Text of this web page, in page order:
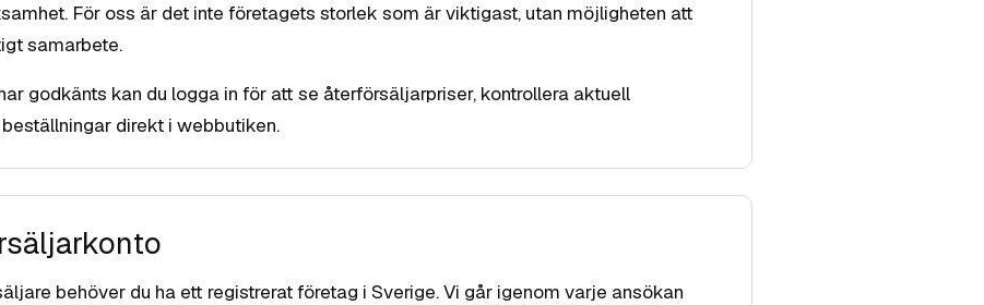
För oss är det inte företagets storlek som är viktigast, utan möjligheten att
samarbete.
godkänts kan du logga in för att se återförsäljarpriser, kontrollera aktuell
direkt i webbutiken.
behöver du ha ett registrerat företag i Sverige. Vi går igenom varje ansökan